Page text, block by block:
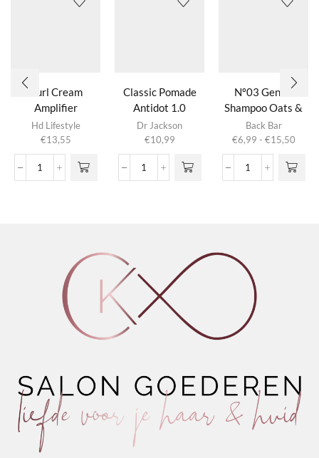
Curl Cream
Amplifier
Hd Lifestyle
€13,55
Curl
Classic Pomade
Antidot 1.0
Dr Jackson
€10,99
Classic
Nº03 Gentle
Shampoo Oats &
Lavender
Back Bar
€6,99 - €15,50
tot
Nº03
Dit product
heeft
meerdere
Deze optie